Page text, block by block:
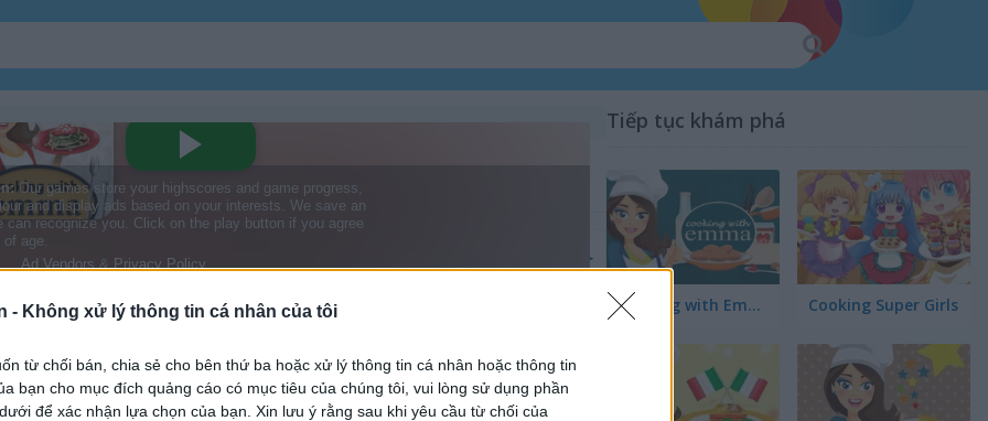
- Không xử lý thông tin cá nhân của tôi
từ chối bán, chia sẻ cho bên thứ ba hoặc xử lý thông tin cá nhân hoặc thông tin
bạn cho mục đích quảng cáo có mục tiêu của chúng tôi, vui lòng sử dụng phần
để xác nhận lựa chọn của bạn. Xin lưu ý rằng sau khi yêu cầu từ chối của
Spaghetti
Bánh Ngọt
Nhà Hàng
with emma: zucchini spaghetti bolognese
Tiếp tục khám phá
Cooking with Emma: Peanut Butter Cookies Cooking Super Girls